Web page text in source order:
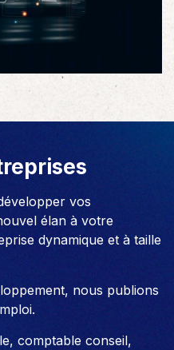
vos
élan à votre
dynamique et à taille
nous publions
comptable conseil,